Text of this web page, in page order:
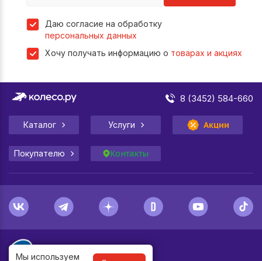
Мы используем
Даю согласие на обработку
персональных данных
Хочу получать информацию о товарах и акциях
8 (3452) 584-660
Каталог Услуги Акции
Покупателю Контакты